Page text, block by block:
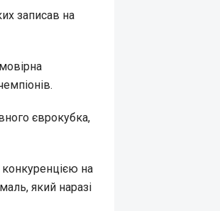
записав на
єврокубка,
на
який наразі